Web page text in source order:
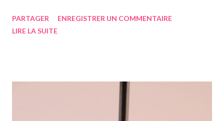
Chose que j'ai d'ailleurs apprise en commençant le roman, ça m'a
rapidement, un vieil homme de plus de quatre-vingts-ans a
adopté six filles, issues de ses voyages qu'il élève à Genève en
PARTAGER
ENREGISTRER UN COMMENTAIRE
LIRE LA SUITE